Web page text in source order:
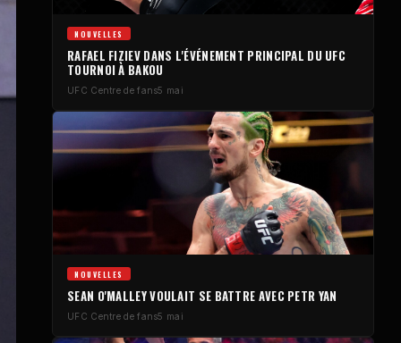
NOUVELLES
RAFAEL FIZIEV DANS L'ÉVÉNEMENT PRINCIPAL DU UFC
TOURNOI À BAKOU
UFC Centre de fans5 mai
NOUVELLES
SEAN O'MALLEY VOULAIT SE BATTRE AVEC PETR YAN
UFC Centre de fans5 mai